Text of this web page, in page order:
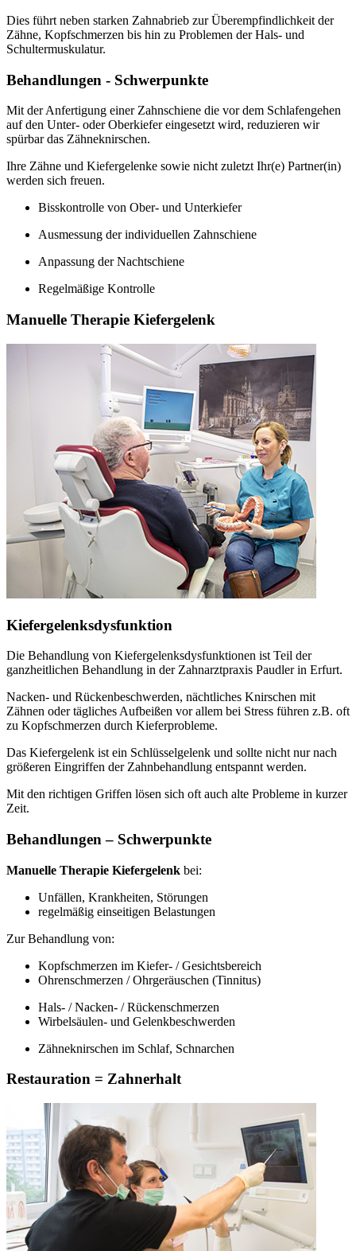
Dies führt neben starken Zahnabrieb zur Überempfindlichkeit der
Zähne, Kopfschmerzen bis hin zu Problemen der Hals- und
Schultermuskulatur.
Behandlungen - Schwerpunkte
Mit der Anfertigung einer Zahnschiene die vor dem Schlafengehen
auf den Unter- oder Oberkiefer eingesetzt wird, reduzieren wir
spürbar das Zähneknirschen.
Ihre Zähne und Kiefergelenke sowie nicht zuletzt Ihr(e) Partner(in)
werden sich freuen.
Bisskontrolle von Ober- und Unterkiefer
Ausmessung der individuellen Zahnschiene
Anpassung der Nachtschiene
Regelmäßige Kontrolle
Manuelle Therapie Kiefergelenk
Kiefergelenksdysfunktion
Die Behandlung von Kiefergelenksdysfunktionen ist Teil der
ganzheitlichen Behandlung in der Zahnarztpraxis Paudler in Erfurt.
Nacken- und Rückenbeschwerden, nächtliches Knirschen mit
Zähnen oder tägliches Aufbeißen vor allem bei Stress führen z.B. oft
zu Kopfschmerzen durch Kieferprobleme.
Das Kiefergelenk ist ein Schlüsselgelenk und sollte nicht nur nach
größeren Eingriffen der Zahnbehandlung entspannt werden.
Mit den richtigen Griffen lösen sich oft auch alte Probleme in kurzer
Zeit.
Behandlungen – Schwerpunkte
Manuelle Therapie Kiefergelenk bei:
Unfällen, Krankheiten, Störungen
regelmäßig einseitigen Belastungen
Zur Behandlung von:
Kopfschmerzen im Kiefer- / Gesichtsbereich
Ohrenschmerzen / Ohrgeräuschen (Tinnitus)
Hals- / Nacken- / Rückenschmerzen
Wirbelsäulen- und Gelenkbeschwerden
Zähneknirschen im Schlaf, Schnarchen
Restauration = Zahnerhalt